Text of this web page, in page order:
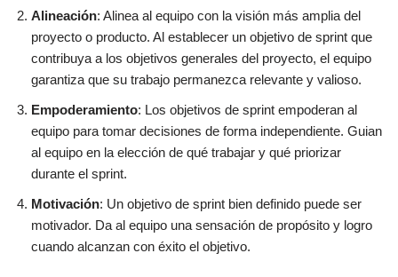
Alineación: Alinea al equipo con la visión más amplia del
proyecto o producto. Al establecer un objetivo de sprint que
contribuya a los objetivos generales del proyecto, el equipo
garantiza que su trabajo permanezca relevante y valioso.
Empoderamiento: Los objetivos de sprint empoderan al
equipo para tomar decisiones de forma independiente. Guian
al equipo en la elección de qué trabajar y qué priorizar
durante el sprint.
Motivación: Un objetivo de sprint bien definido puede ser
motivador. Da al equipo una sensación de propósito y logro
cuando alcanzan con éxito el objetivo.